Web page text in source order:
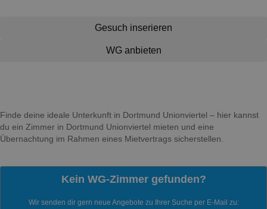
Gesuch inserieren
WG anbieten
Finde deine ideale Unterkunft in Dortmund Unionviertel – hier kannst
du ein Zimmer in Dortmund Unionviertel mieten und eine
Übernachtung im Rahmen eines Mietvertrags sicherstellen.
Kein WG-Zimmer gefunden?
Wir senden dir gern neue Angebote zu Ihrer Suche per E-Mail zu: